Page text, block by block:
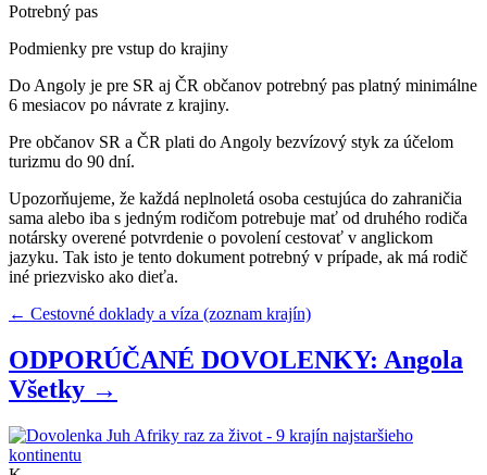
Potrebný pas
Podmienky pre vstup do krajiny
Do Angoly je pre SR aj ČR občanov potrebný pas platný minimálne
6 mesiacov po návrate z krajiny.
Pre občanov SR a ČR plati do Angoly bezvízový styk za účelom
turizmu do 90 dní.
Upozorňujeme, že každá neplnoletá osoba cestujúca do zahraničia
sama alebo iba s jedným rodičom potrebuje mať od druhého rodiča
notársky overené potvrdenie o povolení cestovať v anglickom
jazyku. Tak isto je tento dokument potrebný v prípade, ak má rodič
iné priezvisko ako dieťa.
← Cestovné doklady a víza (zoznam krajín)
ODPORÚČANÉ DOVOLENKY: Angola
Všetky →